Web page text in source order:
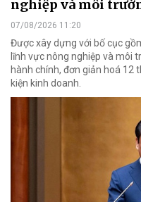
nghiệp và môi
07/08/2026 11:20
Được xây dựng với bố cục
lĩnh vực nông nghiệp và môi
hành chính, đơn giản hoá 12
kiện kinh doanh.